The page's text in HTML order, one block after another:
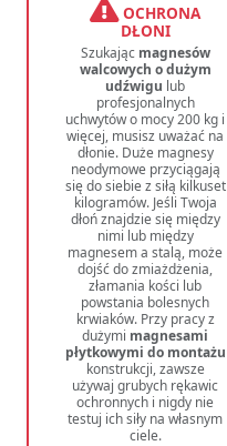
OCHRONA
DŁONI
Szukając magnesów
walcowych o dużym
udźwigu lub
profesjonalnych
uchwytów o mocy 200 kg i
więcej, musisz uważać na
dłonie. Duże magnesy
neodymowe przyciągają
się do siebie z siłą kilkuset
kilogramów. Jeśli Twoja
dłoń znajdzie się między
nimi lub między
magnesem a stalą, może
dojść do zmiażdżenia,
złamania kości lub
powstania bolesnych
krwiaków. Przy pracy z
dużymi magnesami
płytkowymi do montażu
konstrukcji, zawsze
używaj grubych rękawic
ochronnych i nigdy nie
testuj ich siły na własnym
ciele.